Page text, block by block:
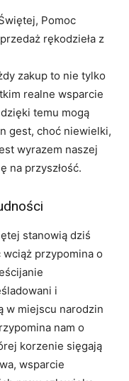
Pomoc
rękodzieła z
zakup to nie tylko
realne wsparcie
temu mogą
gest, choć niewielki,
wyrazem naszej
na przyszłość.
stanowią dziś
przypomina o
i
w miejscu narodzin
nam o
korzenie sięgają
wsparcie